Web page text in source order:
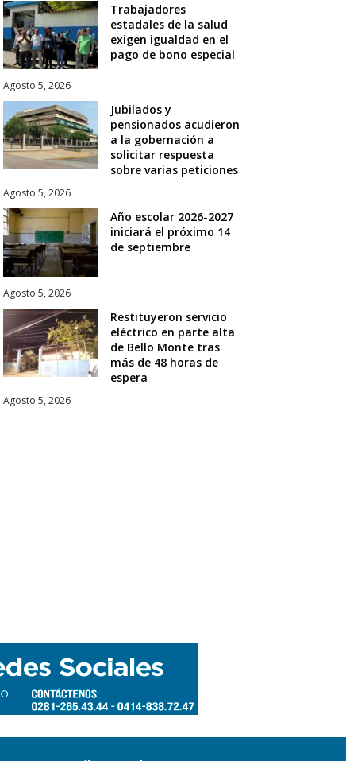
Trabajadores
estadales de la salud
exigen igualdad en el
pago de bono especial
Agosto 5, 2026
Jubilados y
pensionados acudieron
a la gobernación a
solicitar respuesta
sobre varias peticiones
Agosto 5, 2026
Año escolar 2026-2027
iniciará el próximo 14
de septiembre
Agosto 5, 2026
Restituyeron servicio
eléctrico en parte alta
de Bello Monte tras
más de 48 horas de
espera
Agosto 5, 2026